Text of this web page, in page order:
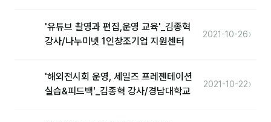
문서자료실
영상자료실
'유튜브 촬영과 편집,운영 교육'_김종혁
강사/나누미넷 1인창조기업 지원센터
2021-10-26›
'해외전시회 운영, 세일즈 프레젠테이션
실습&피드백'_김종혁 강사/경남대학교
2021-10-22›